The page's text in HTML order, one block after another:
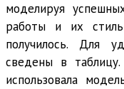
моделируя
работы и их
получилось. Для
сведены в
использовала